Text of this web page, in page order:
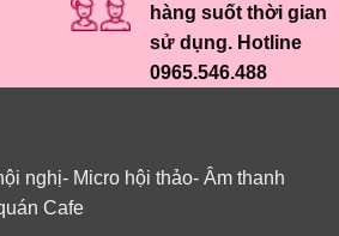
hàng suốt thời gian
sử dụng. Hotline
0965.546.488
nghị- Micro hội thảo- Âm thanh
Cafe